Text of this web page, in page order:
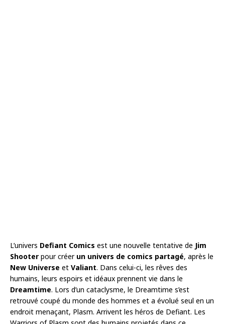
L’univers Defiant Comics est une nouvelle tentative de Jim
Shooter pour créer un univers de comics partagé, après le
New Universe et Valiant. Dans celui-ci, les rêves des
humains, leurs espoirs et idéaux prennent vie dans le
Dreamtime. Lors d’un cataclysme, le Dreamtime s’est
retrouvé coupé du monde des hommes et a évolué seul en un
endroit menaçant, Plasm. Arrivent les héros de Defiant. Les